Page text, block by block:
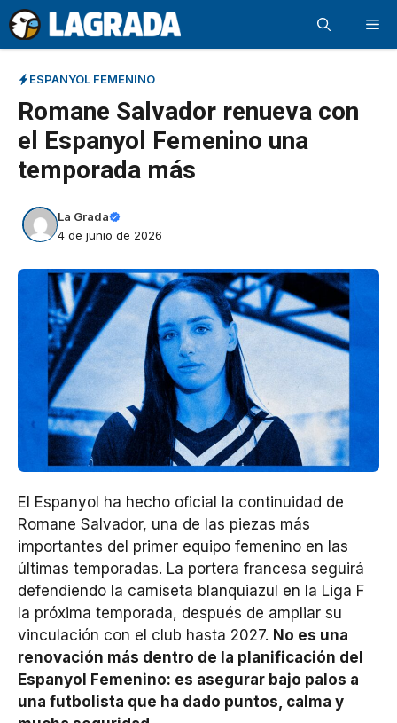
Saltar
al
contenido
ESPANYOL FEMENINO
Romane Salvador renueva con
el Espanyol Femenino una
temporada más
La Grada
4 de junio de 2026
El Espanyol ha hecho oficial la continuidad de
Romane Salvador, una de las piezas más
importantes del primer equipo femenino en las
últimas temporadas. La portera francesa seguirá
defendiendo la camiseta blanquiazul en la Liga F
la próxima temporada, después de ampliar su
vinculación con el club hasta 2027. No es una
renovación más dentro de la planificación del
Espanyol Femenino: es asegurar bajo palos a
una futbolista que ha dado puntos, calma y